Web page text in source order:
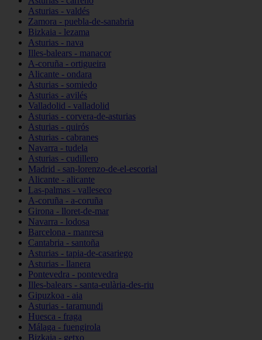
Asturias - valdés
Zamora - puebla-de-sanabria
Bizkaia - lezama
Asturias - nava
Illes-balears - manacor
A-coruña - ortigueira
Alicante - ondara
Asturias - somiedo
Asturias - avilés
Valladolid - valladolid
Asturias - corvera-de-asturias
Asturias - quirós
Asturias - cabranes
Navarra - tudela
Asturias - cudillero
Madrid - san-lorenzo-de-el-escorial
Alicante - alicante
Las-palmas - valleseco
A-coruña - a-coruña
Girona - lloret-de-mar
Navarra - lodosa
Barcelona - manresa
Cantabria - santoña
Asturias - tapia-de-casariego
Asturias - llanera
Pontevedra - pontevedra
Illes-balears - santa-eulària-des-riu
Gipuzkoa - aia
Asturias - taramundi
Huesca - fraga
Málaga - fuengirola
Bizkaia - getxo